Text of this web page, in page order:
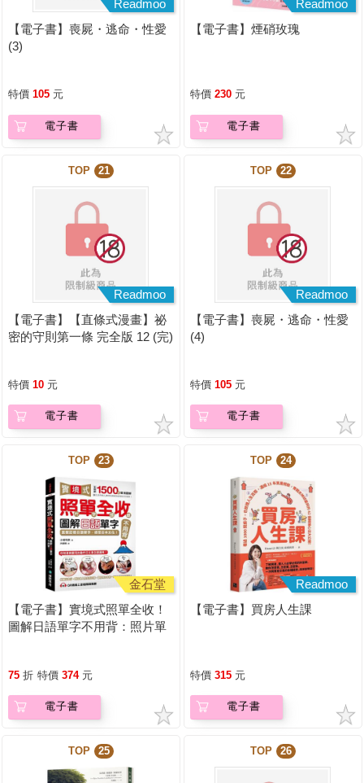
Readmoo
【電子書】喪屍・逃命・性愛
(3)
特價 105 元
電子書
Readmoo
【電子書】煙硝玫瑰
特價 230 元
電子書
TOP 21
Readmoo
【電子書】【直條式漫畫】祕
密的守則第一條 完全版 12 (完)
特價 10 元
電子書
TOP 22
Readmoo
【電子書】喪屍・逃命・性愛
(4)
特價 105 元
電子書
TOP 23
金石堂
【電子書】實境式照單全收！
圖解日語單字不用背：照片單
物成為你的日文老師！
75 折 特價 374 元
電子書
TOP 24
Readmoo
【電子書】買房人生課
特價 315 元
電子書
TOP 25 TOP 26